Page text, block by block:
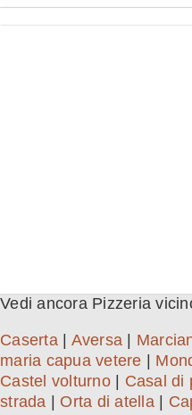
Vedi ancora Pizzeria
Caserta| Aversa
maria capua vetere
Castel volturno| Casal di
strada
Orta di atella|